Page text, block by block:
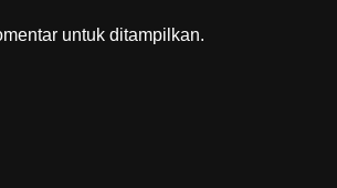
untuk ditampilkan.